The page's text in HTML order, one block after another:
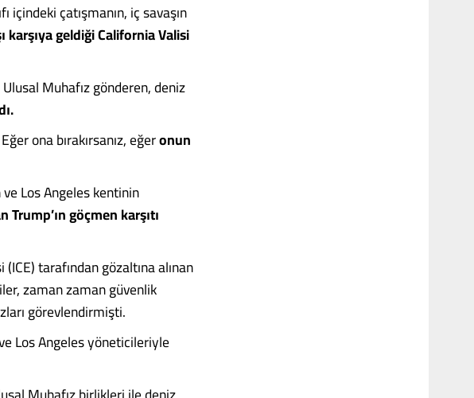
içindeki çatışmanın, iç savaşın
karşıya geldiği California Valisi
Muhafız gönderen, deniz
ona bırakırsanız, eğeronun
Los Angeles kentinin
Trump’ın göçmen karşıtı
tarafından gözaltına alınan
zaman zaman güvenlik
görevlendirmişti.
Los Angeles yöneticileriyle